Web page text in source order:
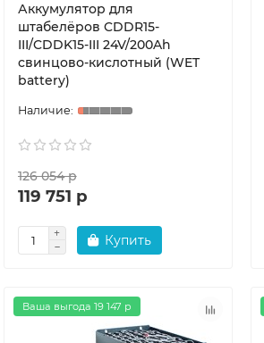
Аккумулятор для
штабелёров CDDR15-
III/CDDK15-III 24V/200Ah
свинцово-кислотный (WET
battery)
126 054 р
119 751 р
Купить
Ваша выгода 19 147 р